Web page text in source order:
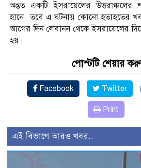
অন্তত একটি ইসরায়েলের
হানে। তবে এ ঘটনায় কোনো হতাহতের
আগের দিন লেবানন থেকে ইসরায়েলের
হয়।
পোস্টটি শেয়ার
Facebook Twitter
Print
এই বিভাগে আরও খবর..